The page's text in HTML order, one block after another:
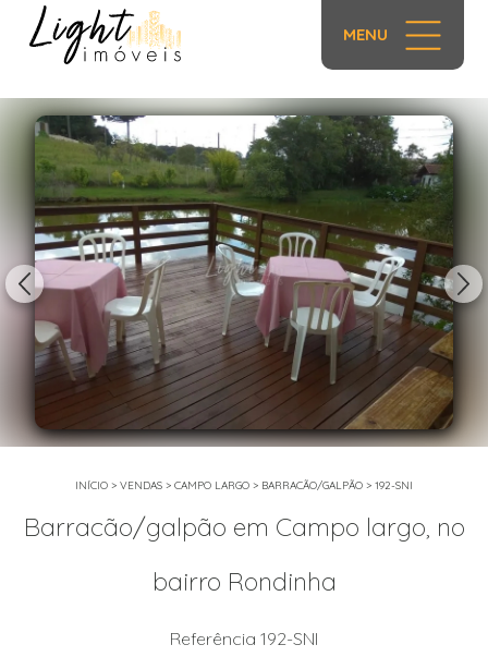
MENU
INÍCIO > VENDAS > CAMPO LARGO > BARRACÃO/GALPÃO > 192-SNI
Barracão/galpão em Campo largo, no
bairro Rondinha
Referência 192-SNI